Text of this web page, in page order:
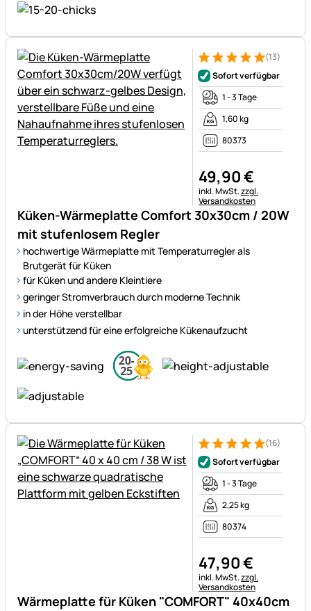
Küken-Wärmeplatte Comfort 30x30cm / 20W
mit stufenlosem Regler
hochwertige Wärmeplatte mit Temperaturregler als
Brutgerät für Küken
für Küken und andere Kleintiere
geringer Stromverbrauch durch moderne Technik
in der Höhe verstellbar
unterstützend für eine erfolgreiche Kükenaufzucht
Bewertung: 5 von 5 (13
13 Bewertungen (13)
Sofort verfügbar
1 - 3 Tage
1,60 kg
80373
49,90€
Steuerhinweis:
inkl. MwSt.zzgl.
Versandkosten
Wärmeplatte für Küken "COMFORT" 40x40cm
Bewertung: 5 von 5 (16
16 Bewertungen (16)
Sofort verfügbar
1 - 3 Tage
2,25 kg
80374
47,90€
Steuerhinweis:
inkl. MwSt.zzgl.
Versandkosten